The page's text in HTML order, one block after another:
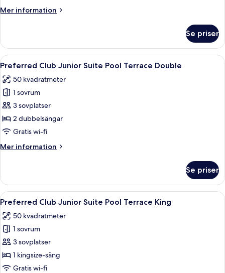
Private
Mer information
Mer
Club
Master
Suite
Pool
Se priser
Öppna
alla
foton
för
Preferred
Club
Junior
Pool
Ett modernt hotellrum med en stor
4
Preferred Club Junior Suite Pool Terrace Double
50 kvadratmeter
1 sovrum
3 sovplatser
2 dubbelsängar
Gratis wi-fi
Mer information
Mer
Club
Junior
Suite
Terrace
Double
Se priser
Öppna
alla
foton
för
Preferred
Club
Junior
Ett hotellrum med en säng, ett
4
Preferred Club Junior Suite Pool Terrace King
50 kvadratmeter
1 sovrum
3 sovplatser
1 kingsize-säng
Gratis wi-fi